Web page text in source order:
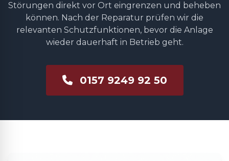
Störungen direkt vor Ort eingrenzen und beheben
können. Nach der Reparatur prüfen wir die
relevanten Schutzfunktionen, bevor die Anlage
wieder dauerhaft in Betrieb geht.
0157 9249 92 50